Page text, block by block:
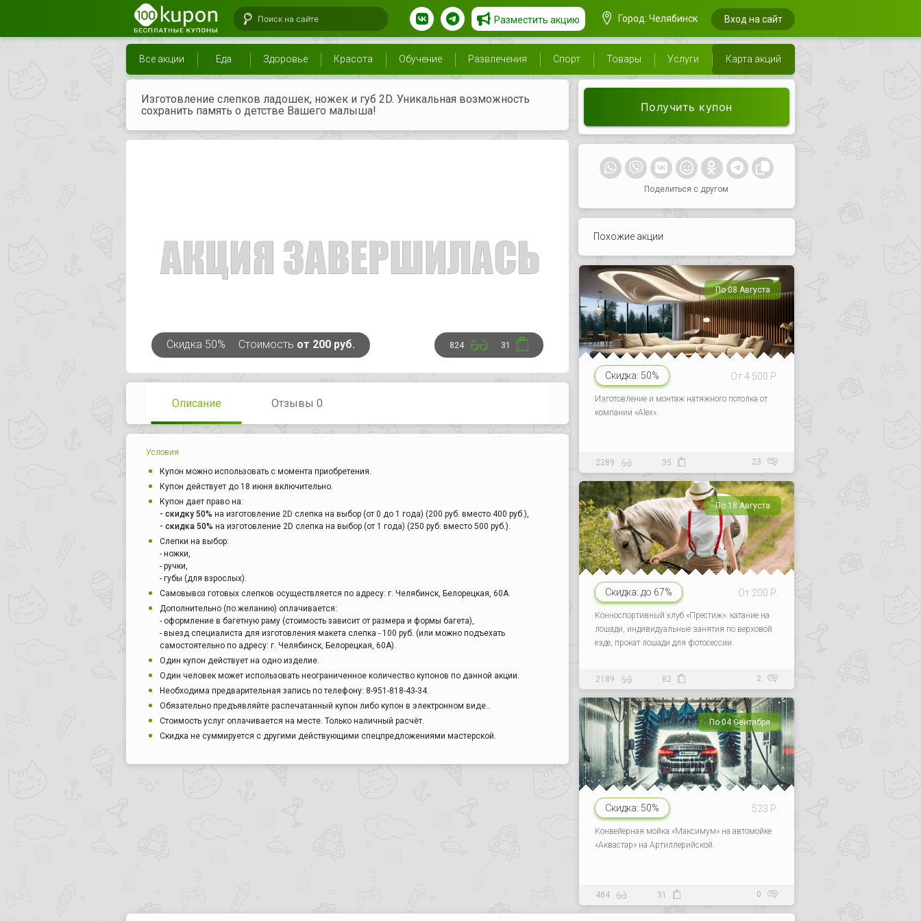
Разместить акцию Город: Челябинск Вход на сайт
Все акции Еда Здоровье Красота Обучение Развлечения Спорт Товары Услуги Карта акций
Изготовление слепков ладошек, ножек и губ 2D. Уникальная возможность
сохранить память о детстве Вашего малыша!
Скидка 50% Стоимость от 200 руб. 824 31
Описание Отзывы 0
Условия
Купон можно использовать с момента приобретения.
Купон действует до 18 июня включительно.
Купон дает право на:
- скидку 50% на изготовление 2D слепка на выбор (от 0 до 1 года) (200 руб. вместо 400 руб.),
- скидка 50% на изготовление 2D слепка на выбор (от 1 года) (250 руб. вместо 500 руб.).
Слепки на выбор:
- ножки,
- ручки,
- губы (для взрослых).
Самовывоз готовых слепков осуществляется по адресу: г. Челябинск, Белорецкая, 60А.
Дополнительно (по желанию) оплачивается:
- оформление в багетную раму (стоимость зависит от размера и формы багета),
- выезд специалиста для изготовления макета слепка - 100 руб. (или можно подъехать
самостоятельно по адресу: г. Челябинск, Белорецкая, 60А).
Один купон действует на одно изделие.
Один человек может использовать неограниченное количество купонов по данной акции.
Необходима предварительная запись по телефону: 8-951-818-43-34.
Обязательно предъявляйте распечатанный купон либо купон в электронном виде..
Стоимость услуг оплачивается на месте. Только наличный расчёт.
Скидка не суммируется с другими действующими спецпредложениями мастерской.
Получить купон
Поделиться с другом
Похожие акции
По 08 Августа
Скидка: 50% От 4 500 Р.
Изготовление и монтаж натяжного потолка от
компании «Alex».
2289 35 23
По 18 Августа
Скидка: до 67% От 200 Р.
Конноспортивный клуб «Престиж»: катание на
лошади, индивидуальные занятия по верховой
езде, прокат лошади для фотосессии.
2189 82 2
По 04 Сентября
Скидка: 50% 523 Р.
Конвейерная мойка «Максимум» на автомойке
«Аквастар» на Артиллерийской.
484 31 0